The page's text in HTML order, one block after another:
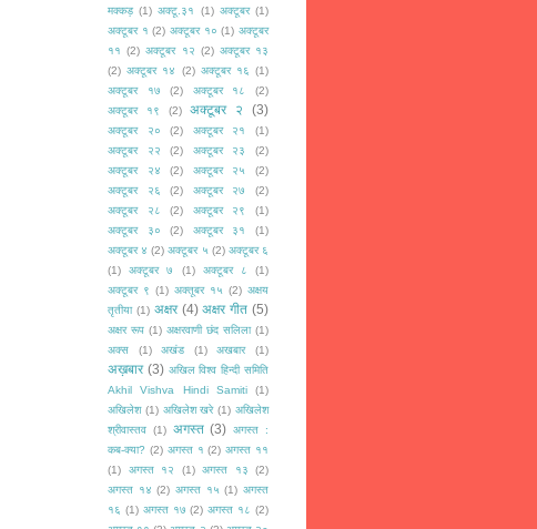
मक्कड़ (1) अक्टू.३१ (1) अक्टूबर (1)
अक्टूबर १ (2) अक्टूबर १० (1) अक्टूबर
११ (2) अक्टूबर १२ (2) अक्टूबर १३
(2) अक्टूबर १४ (2) अक्टूबर १६ (1)
अक्टूबर १७
(2) अक्टूबर १८
(2)
अक्टूबर १९
(2) अक्टूबर २ (3)
अक्टूबर २० (2) अक्टूबर २१
(1)
अक्टूबर २२
(2) अक्टूबर २३
(2)
अक्टूबर २४
(2) अक्टूबर २५
(2)
अक्टूबर २६
(2) अक्टूबर २७
(2)
अक्टूबर २८
(2) अक्टूबर २९
(1)
अक्टूबर ३०
(2) अक्टूबर ३१
(1)
अक्टूबर ४ (2) अक्टूबर ५ (2) अक्टूबर ६
(1)
अक्टूबर ७ (1) अक्टूबर ८
(1)
अक्टूबर ९ (1) अक्तूबर १५ (2) अक्षय
तृतीया (1) अक्षर (4) अक्षर गीत (5)
अक्षर रूप (1) अक्षरवाणी छंद सलिला (1)
अक्स
(1) अखंड (1) अखबार (1)
अख़बार (3) अखिल विश्व हिन्दी समिति
Akhil Vishva Hindi Samiti
(1)
अखिलेश (1) अखिलेश खरे (1) अखिलेश
श्रीवास्तव (1) अगस्त (3) अगस्त :
कब-क्या? (2) अगस्त १ (2) अगस्त ११
(1)
अगस्त १२ (1) अगस्त १३
(2)
अगस्त १४ (2) अगस्त १५ (1) अगस्त
१६ (1) अगस्त १७ (2) अगस्त १८ (2)